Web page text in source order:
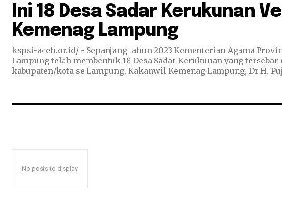
Ini 18 Desa Sadar Kerukunan
Kemenag Lampung
kspsi-aceh.or.id/ - Sepanjang tahun 2023 Kementerian Agama
Lampung telah membentuk 18 Desa Sadar Kerukunan yang tersebar
kabupaten/kota se Lampung. Kakanwil Kemenag Lampung,
No posts to display